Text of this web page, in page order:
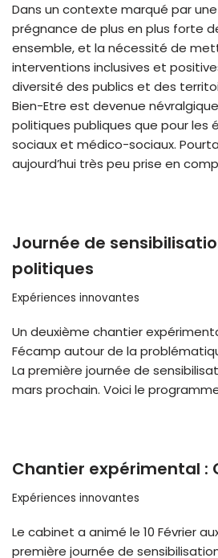
Dans un contexte marqué par
prégnance de plus en plus forte
ensemble, et la nécessité de
interventions inclusives et
diversité des publics et des
Bien-Etre est devenue
politiques publiques que pour les
sociaux et médico-sociaux.
aujourd’hui très peu prise en
Journée de
politiques
Expériences innovantes
Un deuxième chantier
Fécamp autour de la
La première journée de
mars prochain. Voici le
Chantier expérimental :
Expériences innovantes
Le cabinet a animé le 10 Février
première journée de